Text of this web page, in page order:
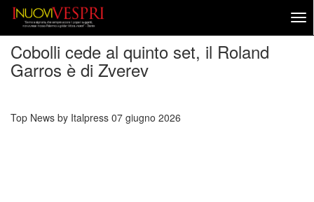
Cobolli cede al quinto set, il Roland
Garros è di Zverev
Top News by Italpress 07 giugno 2026